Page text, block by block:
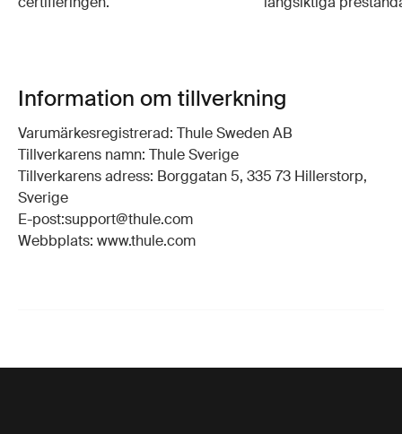
Information om tillverkning
Varumärkesregistrerad: Thule Sweden AB
Tillverkarens namn: Thule Sverige
Tillverkarens adress: Borggatan 5, 335 73 Hillerstorp,
Sverige
E-post:support@thule.com
Webbplats: www.thule.com